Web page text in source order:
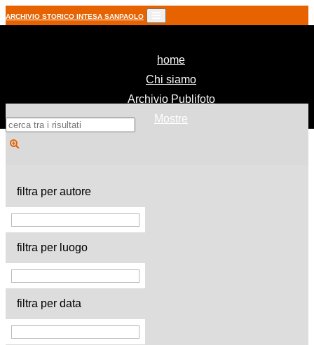
ARCHIVIO STORICO INTESA SANPAOLO
home(current)
Chi siamo
Archivio Publifoto
Mostre
filtra per autore
filtra per luogo
filtra per data